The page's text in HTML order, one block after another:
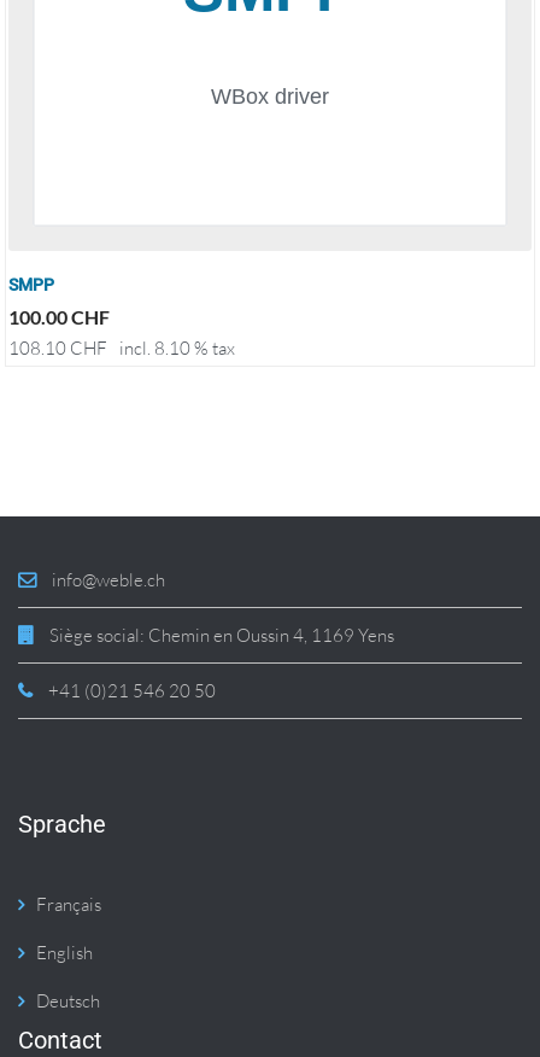
SMPP
100.00CHF
108.10 CHF incl. 8.10 % tax
info@weble.ch
Siège social: Chemin en Oussin 4, 1169 Yens
+41 (0)21 546 20 50
Sprache
Français
English
Deutsch
Contact